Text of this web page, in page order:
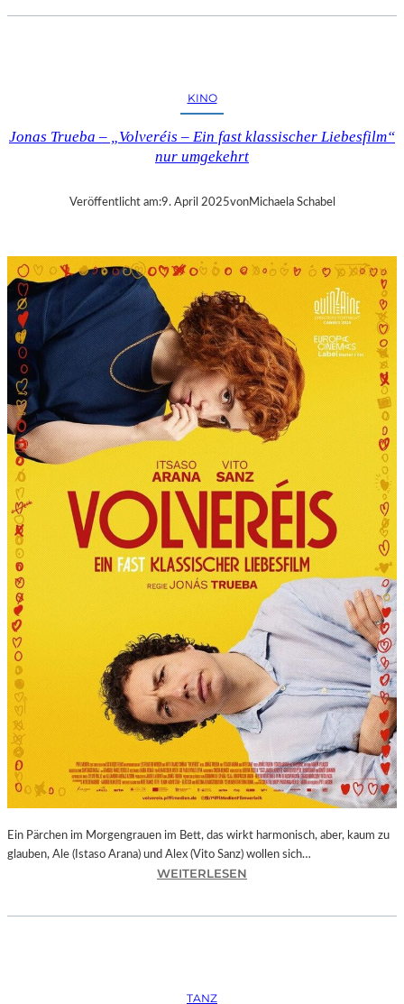
N
B
R
„
M
A
I
N
A
R
T
“
P
Ä
S
E
N
T
I
E
T
D
I
E
6
.
I
N
T
E
R
A
T
I
N
KINO
Jonas Trueba – „Volveréis – Ein fast klassischer Liebesfilm“
nur umgekehrt
Veröffentlicht am:9. April 2025vonMichaela Schabel
Ein Pärchen im Morgengrauen im Bett, das wirkt harmonisch, aber, kaum zu
glauben, Ale (Istaso Arana) und Alex (Vito Sanz) wollen sich…
WEITERLESEN
TANZ